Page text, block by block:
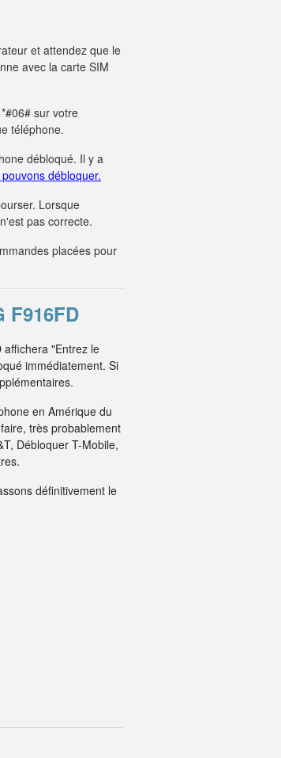
et attendez que le
avec la carte SIM
sur votre
téléphone.
débloqué. Il y a
débloquer.
Lorsque
pas correcte.
placées pour
F916FD
"Entrez le
immédiatement. Si
en Amérique du
très probablement
Débloquer T-Mobile,
définitivement le